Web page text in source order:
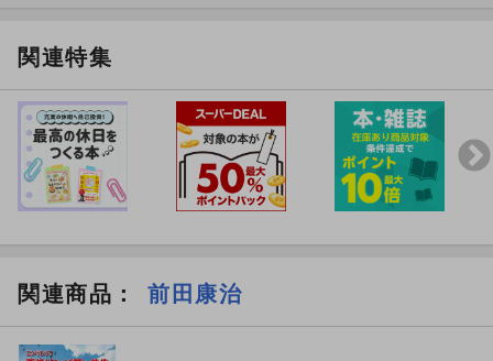
関連特集
関連商品 ： 前田康治